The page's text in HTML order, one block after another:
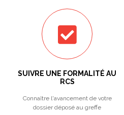
SUIVRE UNE FORMALITÉ AU
RCS
Connaître l'avancement de votre
dossier déposé au greffe